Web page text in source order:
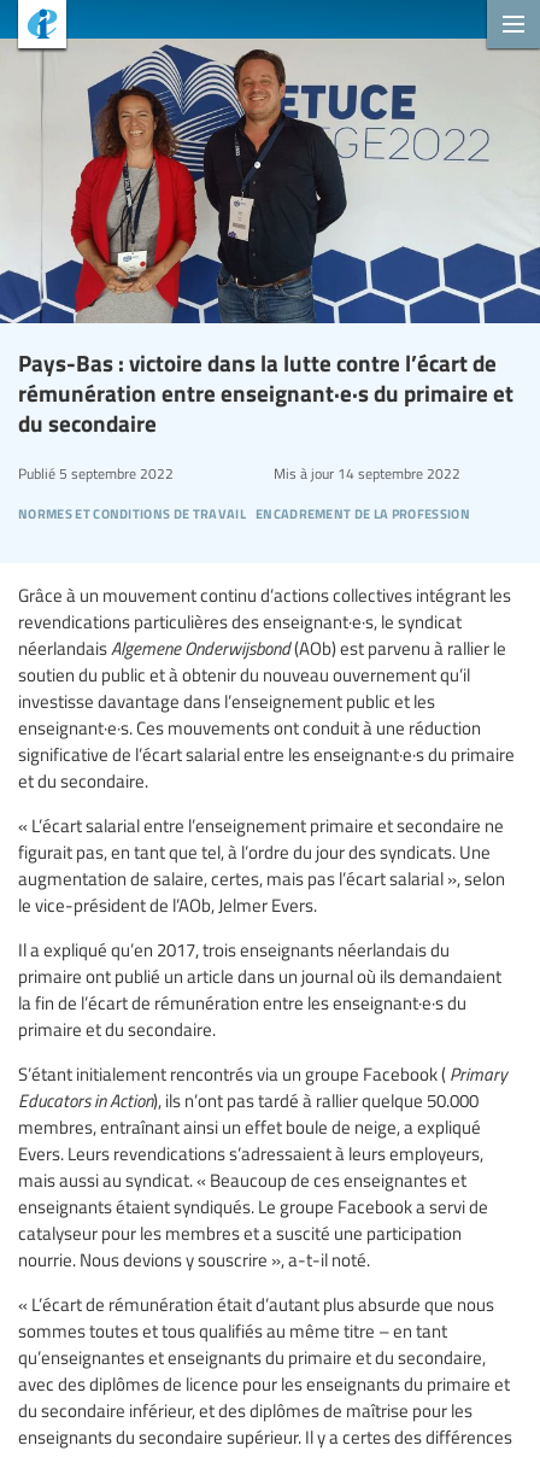
Pays-Bas : victoire dans la lutte contre l’écart de
rémunération entre enseignant·e·s du primaire et
du secondaire
normes et conditions de travail encadrement de la profession
Publié 5 septembre 2022 Mis à jour14 septembre 2022
Grâce à un mouvement continu d’actions collectives intégrant les
revendications particulières des enseignant·e·s, le syndicat
néerlandais Algemene Onderwijsbond(AOb) est parvenu à rallier le
soutien du public et à obtenir du nouveau ouvernement qu’il
investisse davantage dans l’enseignement public et les
enseignant·e·s. Ces mouvements ont conduit à une réduction
significative de l’écart salarial entre les enseignant·e·s du primaire
et du secondaire.
« L’écart salarial entre l’enseignement primaire et secondaire ne
figurait pas, en tant que tel, à l’ordre du jour des syndicats. Une
augmentation de salaire, certes, mais pas l’écart salarial », selon
le vice-président de l’AOb, Jelmer Evers.
Il a expliqué qu’en 2017, trois enseignants néerlandais du
primaire ont publié un article dans un journal où ils demandaient
la fin de l’écart de rémunération entre les enseignant·e·s du
primaire et du secondaire.
S’étant initialement rencontrés via un groupe Facebook ( Primary
Educators in Action), ils n’ont pas tardé à rallier quelque 50.000
membres, entraînant ainsi un effet boule de neige, a expliqué
Evers. Leurs revendications s’adressaient à leurs employeurs,
mais aussi au syndicat. « Beaucoup de ces enseignantes et
enseignants étaient syndiqués. Le groupe Facebook a servi de
catalyseur pour les membres et a suscité une participation
nourrie. Nous devions y souscrire », a-t-il noté.
« L’écart de rémunération était d’autant plus absurde que nous
sommes toutes et tous qualifiés au même titre – en tant
qu’enseignantes et enseignants du primaire et du secondaire,
avec des diplômes de licence pour les enseignants du primaire et
du secondaire inférieur, et des diplômes de maîtrise pour les
enseignants du secondaire supérieur. Il y a certes des différences